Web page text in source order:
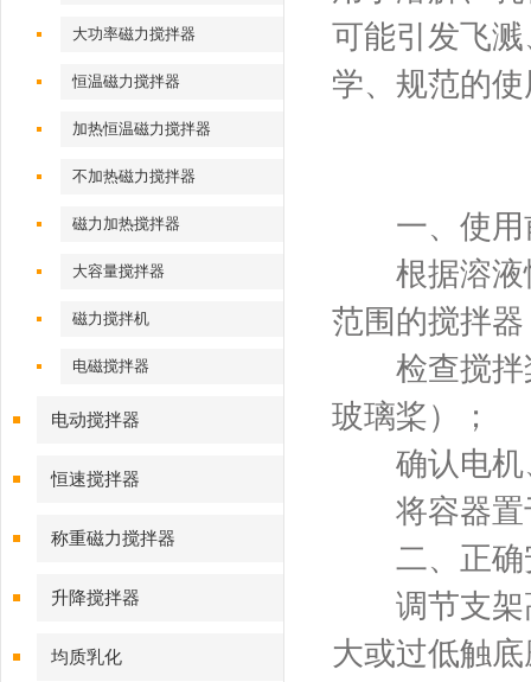
大功率磁力搅拌器
恒温磁力搅拌器
加热恒温磁力搅拌器
不加热磁力搅拌器
磁力加热搅拌器
大容量搅拌器
磁力搅拌机
电磁搅拌器
电动搅拌器
恒速搅拌器
称重磁力搅拌器
升降搅拌器
均质乳化
可能引发飞
学、规范的
一、使用
根据溶液性
范围的搅拌
检查搅拌桨
玻璃桨）；
确认电机
将容器置于
二、正确
调节支架高
大或过低触